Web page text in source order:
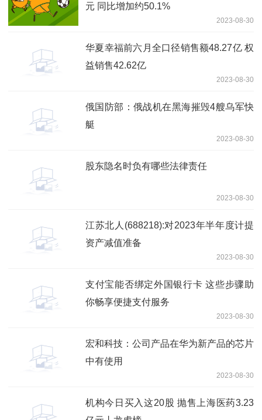
元 同比增加约50.1%
2023-08-30
华夏幸福前六月全口径销售额48.27亿 权
益销售42.62亿
2023-08-30
俄国防部：俄战机在黑海摧毁4艘乌军快
艇
2023-08-30
股东隐名时负有哪些法律责任
2023-08-30
江苏北人(688218):对2023年半年度计提
资产减值准备
2023-08-30
支付宝能否绑定外国银行卡 这些步骤助
你畅享便捷支付服务
2023-08-30
宏和科技：公司产品在华为新产品的芯片
中有使用
2023-08-30
机构今日买入这20股 抛售上海医药3.23